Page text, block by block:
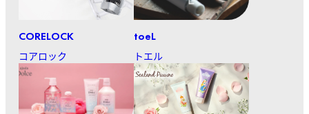
CORELOCK
コアロック
toeL
トエル